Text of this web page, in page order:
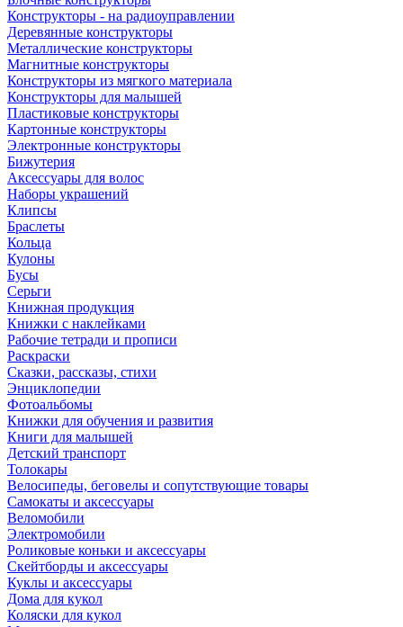
Конструкторы - на радиоуправлении
Деревянные конструкторы
Металлические конструкторы
Магнитные конструкторы
Конструкторы из мягкого материала
Конструкторы для малышей
Пластиковые конструкторы
Картонные конструкторы
Электронные конструкторы
Бижутерия
Аксессуары для волос
Наборы украшений
Клипсы
Браслеты
Кольца
Кулоны
Бусы
Серьги
Книжная продукция
Книжки с наклейками
Рабочие тетради и прописи
Раскраски
Сказки, рассказы, стихи
Энциклопедии
Фотоальбомы
Книжки для обучения и развития
Книги для малышей
Детский транспорт
Толокары
Велосипеды, беговелы и сопутствующие товары
Самокаты и аксессуары
Веломобили
Электромобили
Роликовые коньки и аксессуары
Скейтборды и аксессуары
Куклы и аксессуары
Дома для кукол
Коляски для кукол